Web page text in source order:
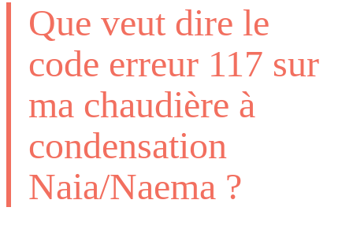
Que veut dire le
code erreur 117 sur
ma chaudière à
condensation
Naia/Naema ?